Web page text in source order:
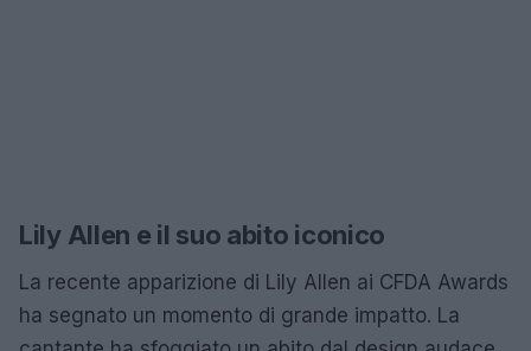
Lily Allen e il suo abito iconico
La recente apparizione di Lily Allen ai CFDA Awards
ha segnato un momento di grande impatto. La